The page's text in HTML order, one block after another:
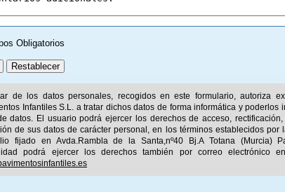
Obligatorios
de los datos personales, recogidos en este formulario, autoriza
Infantiles S.L. a tratar dichos datos de forma informática y poderlos
datos. El usuario podrá ejercer los derechos de acceso,
de sus datos de carácter personal, en los términos establecidos por
fijado en Avda.Rambla de la Santa,nº40 Bj.A Totana (Murcia)
podrá ejercer los derechos también por correo electrónico